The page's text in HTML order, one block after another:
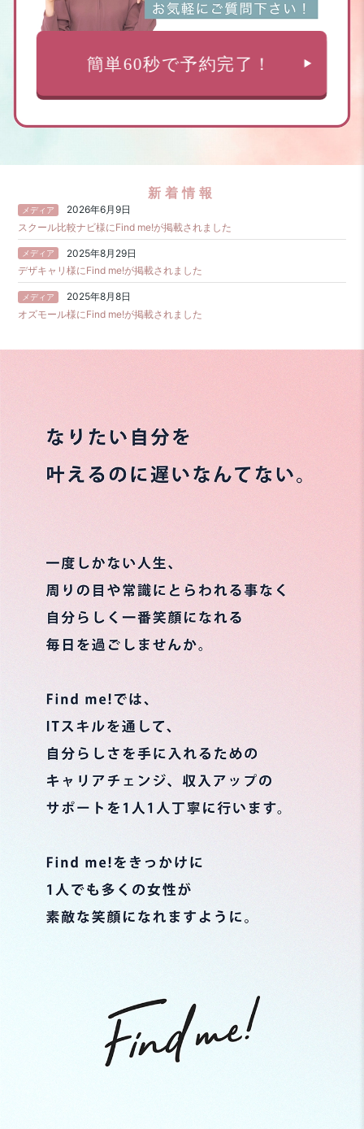
新着情報
2026年6月9日
スクール比較ナビ様にFind me!が掲載されました
2025年8月29日
デザキャリ様にFind me!が掲載されました
2025年8月8日
オズモール様にFind me!が掲載されました